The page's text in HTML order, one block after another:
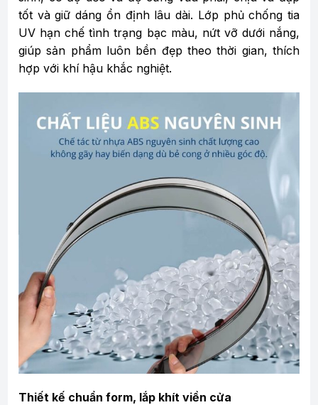
tốt và giữ dáng ổn định lâu dài. Lớp phủ chống tia
UV hạn chế tình trạng bạc màu, nứt vỡ dưới nắng,
giúp sản phẩm luôn bền đẹp theo thời gian, thích
hợp với khí hậu khắc nghiệt.
Thiết kế chuẩn form, lắp khít viền cửa